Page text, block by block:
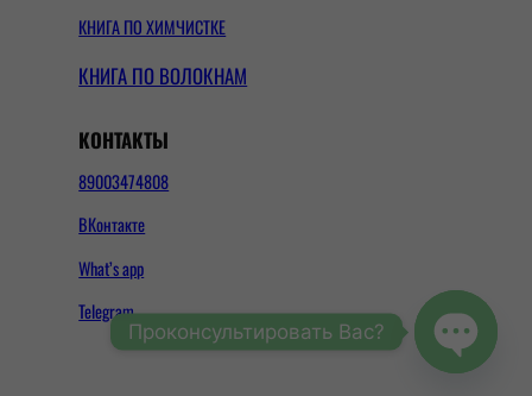
КНИГА ПО ХИМЧИСТКЕ
КНИГА ПО ВОЛОКНАМ
КОНТАКТЫ
89003474808
ВКонтакте
What’s app
Telegram
Проконсультировать Вас?